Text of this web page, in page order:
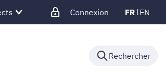
Connexion FR EN
Rechercher